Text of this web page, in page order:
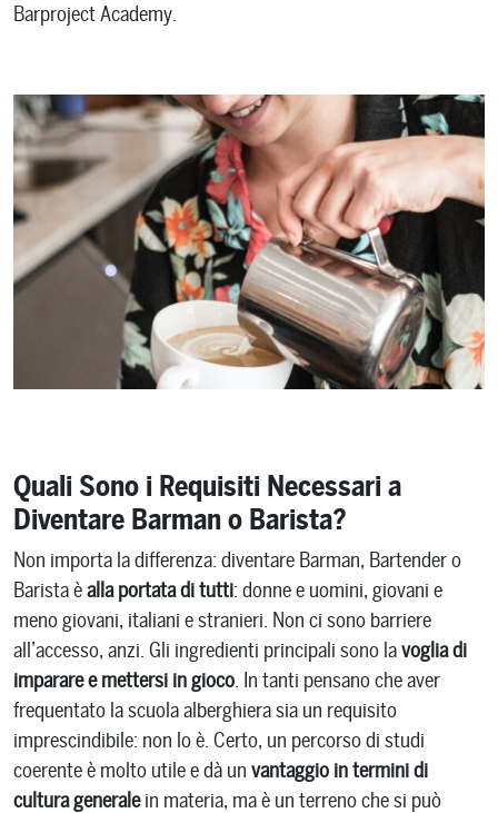
Barproject Academy.
Quali Sono i Requisiti Necessari a
Diventare Barman o Barista?
Non importa la differenza: diventare Barman, Bartender o
Barista èalla portata di tutti: donne e uomini, giovani e
meno giovani, italiani e stranieri. Non ci sono barriere
all’accesso, anzi. Gli ingredienti principali sono lavoglia di
imparare e mettersi in gioco . In tanti pensano che aver
frequentato la scuola alberghiera sia un requisito
imprescindibile: non lo è. Certo, un percorso di studi
coerente è molto utile e dà un vantaggio in termini di
cultura generalein materia, ma è un terreno che si può